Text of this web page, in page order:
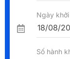
Ngày khởi
Số hành